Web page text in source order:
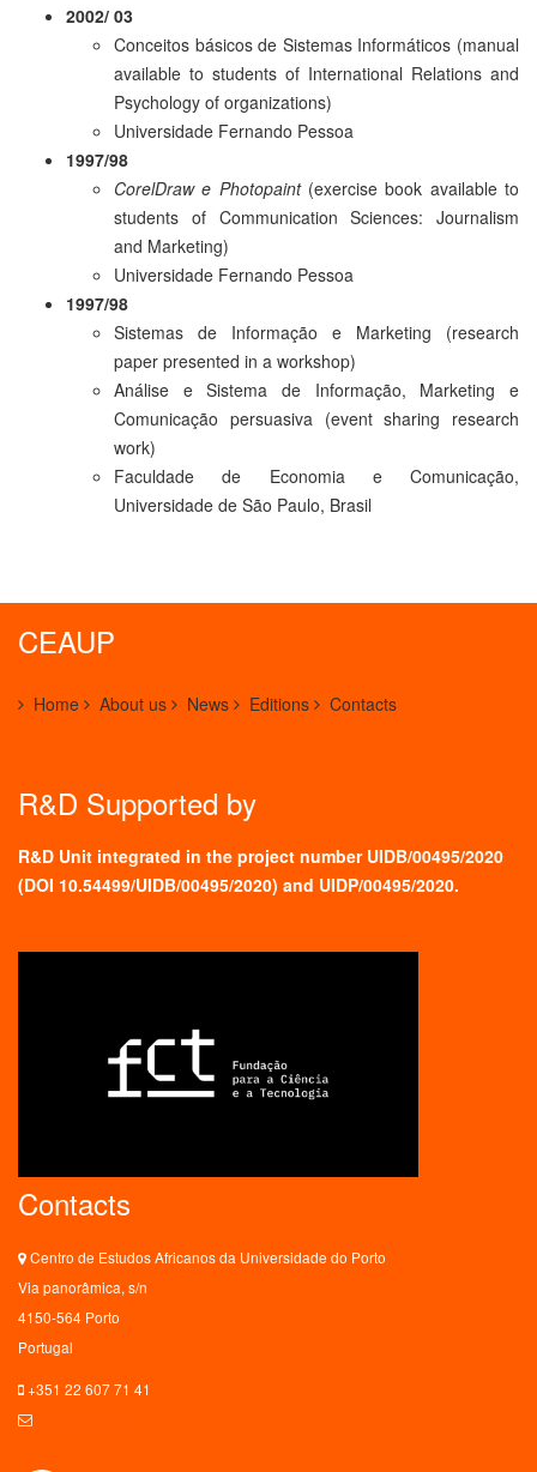
2002/ 03
Conceitos básicos de Sistemas Informáticos (manual
available to students of International Relations and
Psychology of organizations)
Universidade Fernando Pessoa
1997/98
CorelDraw e Photopaint(exercise book available to
students of Communication Sciences: Journalism
and Marketing)
Universidade Fernando Pessoa
1997/98
Sistemas de Informação e Marketing (research
paper presented in a workshop)
Análise e Sistema de Informação, Marketing e
Comunicação persuasiva (event sharing research
work)
Faculdade de Economia e Comunicação,
Universidade de São Paulo, Brasil
CEAUP
Home About us News Editions Contacts
R&D Supported by
R&D Unit integrated in the project number UIDB/00495/2020
(DOI 10.54499/UIDB/00495/2020) and UIDP/00495/2020.
Contacts
Centro de Estudos Africanos da Universidade do Porto
Via panorâmica, s/n
4150-564 Porto
Portugal
+351 22 607 71 41